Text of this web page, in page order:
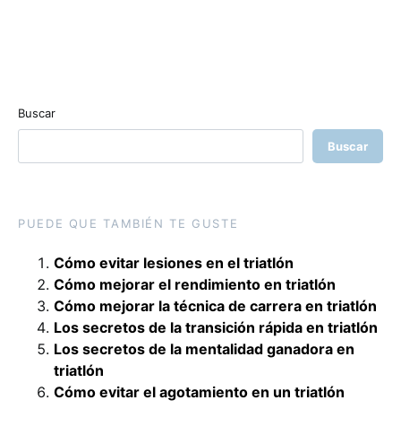
Buscar
Buscar
PUEDE QUE TAMBIÉN TE GUSTE
Cómo evitar lesiones en el triatlón
Cómo mejorar el rendimiento en triatlón
Cómo mejorar la técnica de carrera en triatlón
Los secretos de la transición rápida en triatlón
Los secretos de la mentalidad ganadora en
triatlón
Cómo evitar el agotamiento en un triatlón